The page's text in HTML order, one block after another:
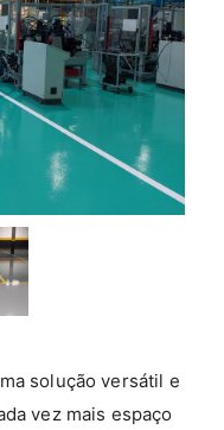
solução versátil e
vez mais espaço